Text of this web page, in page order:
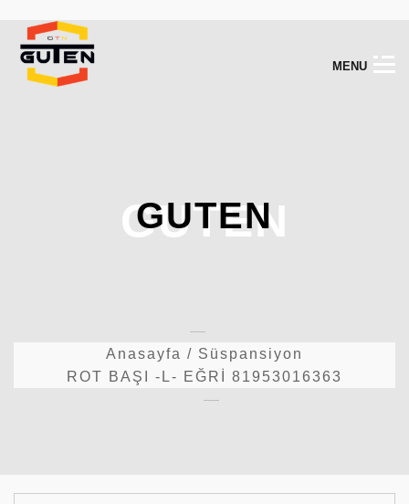
M ENU
GUTEN
GUTEN
Anasayfa / Süspansiyon
ROT BAŞI -L- EĞRİ 81953016363